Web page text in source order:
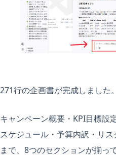
271行の企画書が完成しました。
キャンペーン概要・KPI目標設
スケジュール・予算内訳・リ
まで、8つのセクションが揃っ